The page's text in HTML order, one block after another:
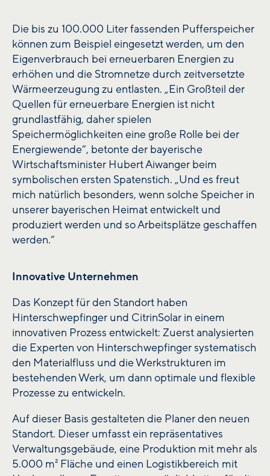
Die bis zu 100.000 Liter fassenden Pufferspeicher
können zum Beispiel eingesetzt werden, um den
Eigenverbrauch bei erneuerbaren Energien zu
erhöhen und die Stromnetze durch zeitversetzte
Wärmeerzeugung zu entlasten. „Ein Großteil der
Quellen für erneuerbare Energien ist nicht
grundlastfähig, daher spielen
Speichermöglichkeiten eine große Rolle bei der
Energiewende“, betonte der bayerische
Wirtschaftsminister Hubert Aiwanger beim
symbolischen ersten Spatenstich. „Und es freut
mich natürlich besonders, wenn solche Speicher in
unserer bayerischen Heimat entwickelt und
produziert werden und so Arbeitsplätze geschaffen
werden.“
Innovative Unternehmen
Das Konzept für den Standort haben
Hinterschwepfinger und CitrinSolar in einem
innovativen Prozess entwickelt: Zuerst analysierten
die Experten von Hinterschwepfinger systematisch
den Materialfluss und die Werkstrukturen im
bestehenden Werk, um dann optimale und flexible
Prozesse zu entwickeln.
Auf dieser Basis gestalteten die Planer den neuen
Standort. Dieser umfasst ein repräsentatives
Verwaltungs­gebäude, eine Produktion mit mehr als
5.000 m² Fläche und einen Logistikbereich mit